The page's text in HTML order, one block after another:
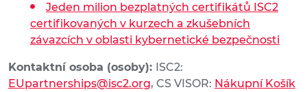
Jeden milion bezplatných certifikátů ISC2
certifikovaných v kurzech a zkušebních
závazcích v oblasti kybernetické bezpečnosti
Kontaktní osoba (osoby): ISC2:
EUpartnerships@isc2.org, CS VISOR: Nákupní Košík